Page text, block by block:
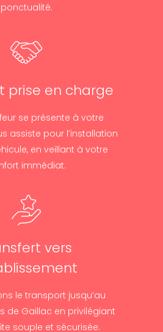
ponctualité.
prise en charge
se présente à votre
assiste pour l’installation
en veillant à votre
immédiat.
vers
le transport jusqu’au
de Gaillac en privilégiant
souple et sécurisée.